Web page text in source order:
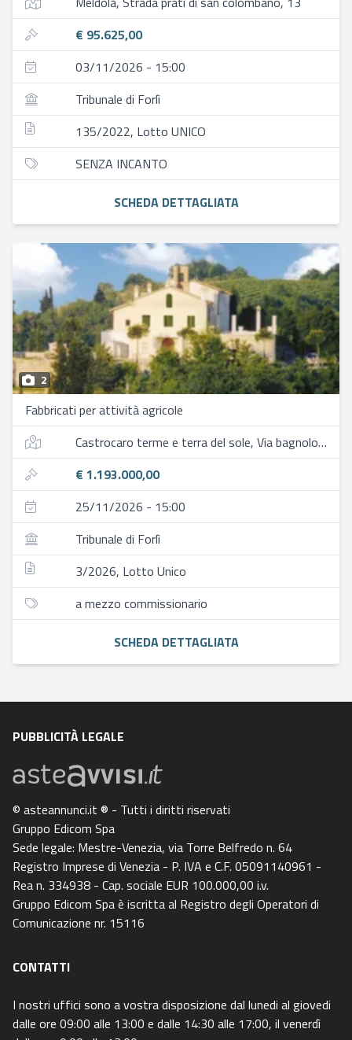
€ 95.625,00
03/11/2026 - 15:00
Tribunale di Forlì
135/2022, Lotto UNICO
SENZA INCANTO
SCHEDA DETTAGLIATA
2
Fabbricati per attività agricole
Castrocaro terme e terra del sole, Via bagnolo 160
€ 1.193.000,00
25/11/2026 - 15:00
Tribunale di Forlì
3/2026, Lotto Unico
a mezzo commissionario
SCHEDA DETTAGLIATA
PUBBLICITÀ LEGALE
© asteannunci.it ® - Tutti i diritti riservati
Gruppo Edicom Spa
Sede legale: Mestre-Venezia, via Torre Belfredo n. 64
Registro Imprese di Venezia - P. IVA e C.F. 05091140961 -
Rea n. 334938 - Cap. sociale EUR 100.000,00 i.v.
Gruppo Edicom Spa è iscritta al Registro degli Operatori di
Comunicazione nr. 15116
CONTATTI
I nostri uffici sono a vostra disposizione dal lunedi al giovedi
dalle ore 09:00 alle 13:00 e dalle 14:30 alle 17:00, il venerdì